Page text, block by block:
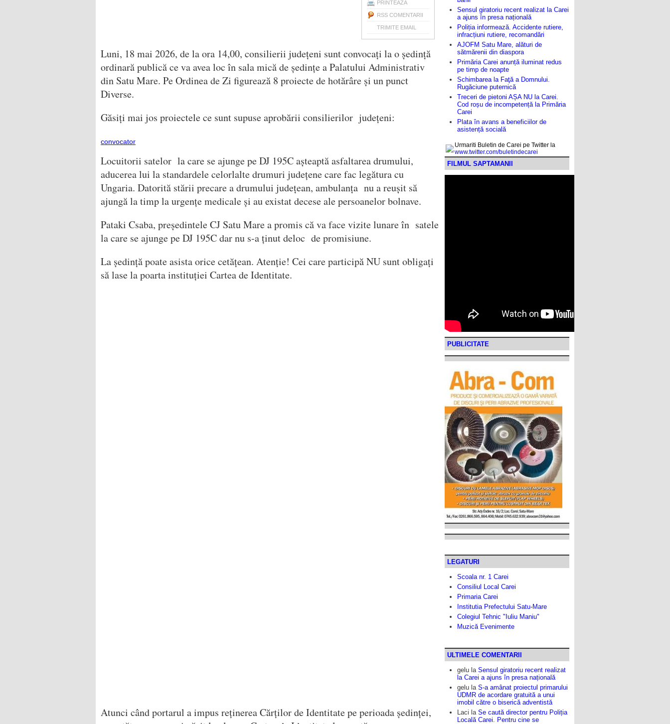
PRINTEAZA
RSS COMENTARII
TRIMITE EMAIL
Luni, 18 mai 2026, de la ora 14,00, consilierii județeni sunt convocați la o ședință
ordinară publică ce va avea loc în sala mică de ședințe a Palatului Administrativ
din Satu Mare. Pe Ordinea de Zi figurează 8 proiecte de hotărâre și un punct
Diverse.
Găsiți mai jos proiectele ce sunt supuse aprobării consilierilor județeni:
convocator
Locuitorii satelor la care se ajunge pe DJ 195C așteaptă asfaltarea drumului,
aducerea lui la standardele celorlalte drumuri județene care fac legătura cu
Ungaria. Datorită stării precare a drumului județean, ambulanța nu a reușit să
ajungă la timp la urgențe medicale și au existat decese ale persoanelor bolnave.
Pataki Csaba, președintele CJ Satu Mare a promis că va face vizite lunare în satele
la care se ajunge pe DJ 195C dar nu s-a ținut deloc de promisiune.
La ședință poate asista orice cetățean. Atenție! Cei care participă NU sunt obligați
să lase la poarta instituției Cartea de Identitate.
Atunci când portarul a impus reținerea Cărților de Identitate pe perioada ședinței,
Sensul giratoriu recent realizat la Carei
a ajuns în presa națională
Poliția informează. Accidente rutiere,
infracțiuni rutiere, recomandări
AJOFM Satu Mare, alături de
sătmărenii din diaspora
Primăria Carei anunță iluminat redus
pe timp de noapte
Schimbarea la Faţă a Domnului.
Rugăciune puternică
Treceri de pietoni AȘA NU la Carei.
Cod roșu de incompetență la Primăria
Carei
Plata în avans a beneficiilor de
asistență socială
Urmariti Buletin de Carei pe Twitter la
www.twitter.com/buletindecarei
FILMUL SAPTAMANII
PUBLICITATE
LEGATURI
Scoala nr. 1 Carei
Consiliul Local Carei
Primaria Carei
Institutia Prefectului Satu-Mare
Colegiul Tehnic "Iuliu Maniu"
Muzică Evenimente
ULTIMELE COMENTARII
gelu la Sensul giratoriu recent realizat
la Carei a ajuns în presa națională
gelu la S-a amânat proiectul primarului
UDMR de acordare gratuită a unui
imobil către o biserică adventistă
Laci la Se caută director pentru Poliția
Locală Carei. Pentru cine se